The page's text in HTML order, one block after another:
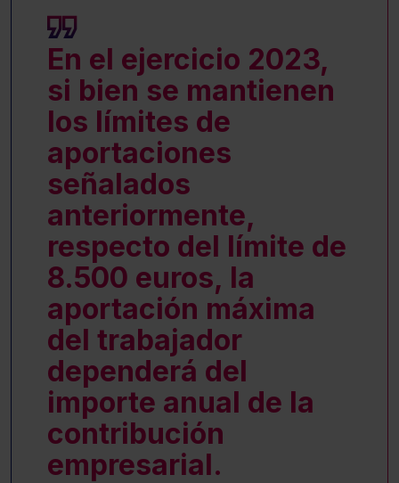
En el ejercicio 2023,
si bien se mantienen
los límites de
aportaciones
señalados
anteriormente,
respecto del límite de
8.500 euros, la
aportación máxima
del trabajador
dependerá del
importe anual de la
contribución
empresarial.